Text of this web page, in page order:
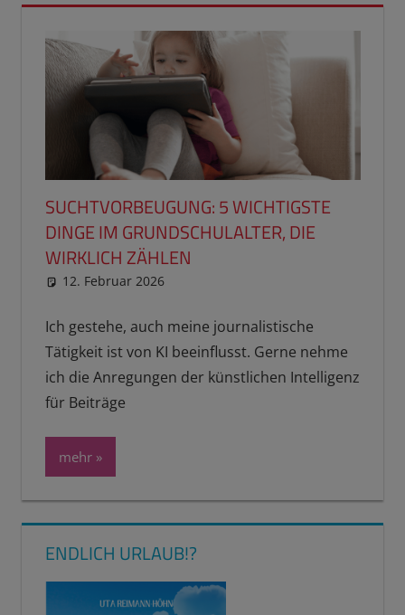
SUCHTVORBEUGUNG: 5 WICHTIGSTE
DINGE IM GRUNDSCHULALTER, DIE
WIRKLICH ZÄHLEN
12. Februar 2026
Ich gestehe, auch meine journalistische
Tätigkeit ist von KI beeinflusst. Gerne nehme
ich die Anregungen der künstlichen Intelligenz
für Beiträge
mehr
ENDLICH URLAUB!?